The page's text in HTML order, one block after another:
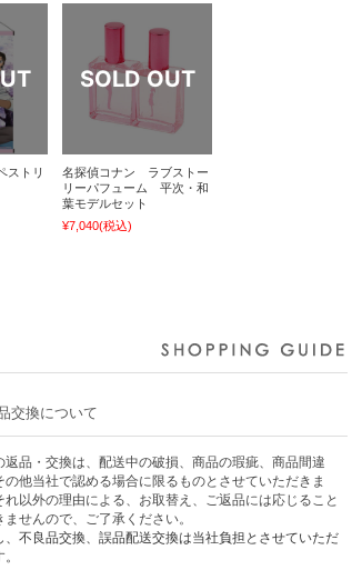
ストリ
名探偵コナン ラブストー
リーパフューム 平次・和
葉モデルセット
¥7,040(税込)
交換について
返品・交換は、配送中の破損、商品の瑕疵、商品間違
の他当社で認める場合に限るものとさせていただきま
れ以外の理由による、お取替え、ご返品には応じること
ませんので、ご了承ください。
、不良品交換、誤品配送交換は当社負担とさせていただ